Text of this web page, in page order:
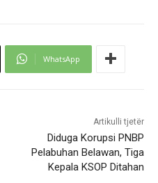
WhatsApp
Artikulli tjetër
Diduga Korupsi PNBP
Pelabuhan Belawan, Tiga
Kepala KSOP Ditahan